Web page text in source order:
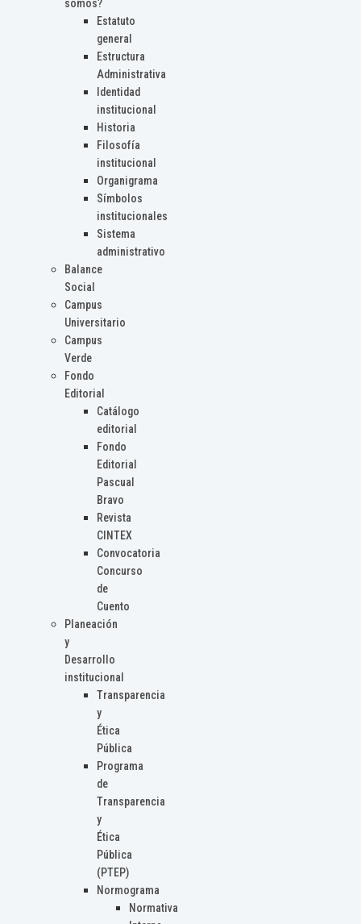
somos?
Estatuto
general
Estructura
Administrativa
Identidad
institucional
Historia
Filosofía
institucional
Organigrama
Símbolos
institucionales
Sistema
administrativo
Balance
Social
Campus
Universitario
Campus
Verde
Fondo
Editorial
Catálogo
editorial
Fondo
Editorial
Pascual
Bravo
Revista
CINTEX
Convocatoria
Concurso
de
Cuento
Planeación
y
Desarrollo
institucional
Transparencia
y
Ética
Pública
Programa
de
Transparencia
y
Ética
Pública
(PTEP)
Normograma
Normativa